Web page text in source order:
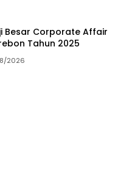
Besar Corporate Affair
Tahun 2025
2026